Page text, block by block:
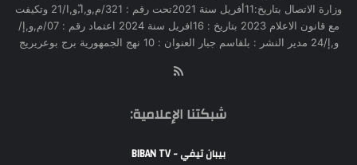
وزارة الاتصال بتاريخ:11أفريل سنة 2021تحت رقم : 321/م,و,ا,ّو,ا/21 وتكيفت
مع قانون الاعلام 2023 بتاريخ : 16افريل سنة 2024 اعتماد رقم : 07/م,و,إ/
و,إ/24 مدير النشر : بلقاسم جبار العنوان : 10 نهج الجمهورية برج بوعريريج
شبكتنا الإعلامية:
بيبان تيفي - BIBAN TV